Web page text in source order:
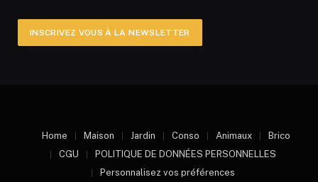
INSCRIVEZ VOUS À LA NEWSLETTER
Home Maison Jardin Conso Animaux
Brico
CGU
POLITIQUE DE DONNÉES PERSONNELLES
Personnalisez vos préférences